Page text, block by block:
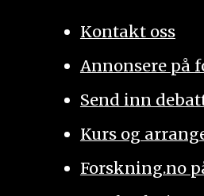
Kontakt oss
Annonsere på
Send inn
Kurs og
Forskning.no